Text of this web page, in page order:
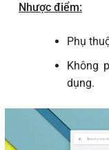
Nhược điểm:
Phụ
Không
dụng.